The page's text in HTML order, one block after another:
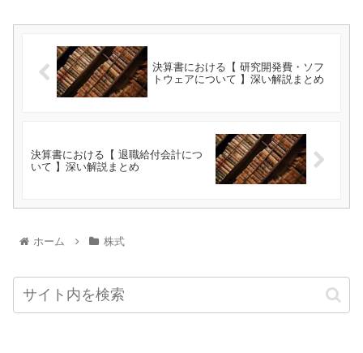
決算書における【 研究開発費・ソフ
トウェアについて 】深い解説まとめ
決算書における【 退職給付会計につ
いて 】深い解説まとめ
ホーム 株式